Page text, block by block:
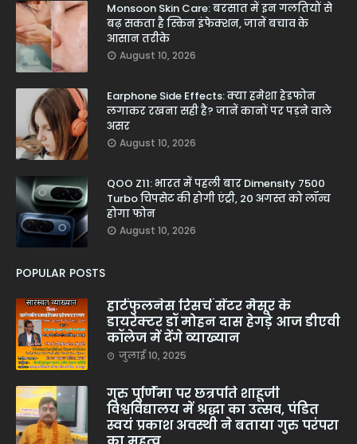
Monsoon Skin Care: बरसात में इन गलतियों से
बढ़ सकता है स्किन इंफेक्शन, जानें बचाव के
आसान तरीके
August 10, 2026
Earphone Side Effects: क्या हमेशा हेडफोन
लगाकर रखना सही है? जानें कानों पर पड़ने वाले
असर
August 10, 2026
QOO Z11: भारत में पहली बार Dimensity 7500
Turbo चिपसेट की होगी एंट्री, 20 अगस्त को लॉन्च
होगा फोन
August 10, 2026
POPULAR POSTS
हार्टफुलनेस रिसर्च सेंटर मैसूर के
डायरेक्टर डॉ मोहन दास हेगड़े आज डीएवी
कॉलेज में देंगे व्याख्यान
जुलाई 10, 2025
गुरु पूर्णिमा पर छत्रपति शाहूजी
विश्वविद्यालय में श्रद्धा का उत्सव, पंडित
स्वयं प्रकाश अवस्थी ने बताया गुरु परंपरा